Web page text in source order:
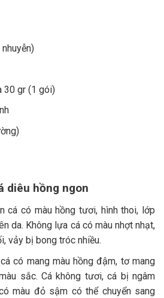
30 gr (1 gói)
diêu hồng ngon
cá có màu hồng tươi, hình thoi, lớp
da. Không lựa cá có màu nhợt nhạt,
vảy bị bong tróc nhiều.
có mang màu hồng đậm, tơ mang
sắc. Cá không tươi, cá bị ngâm
màu đỏ sậm có thể chuyển sang